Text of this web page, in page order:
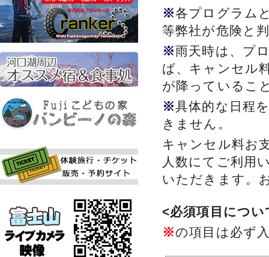
※各プログラム
等弊社が危険と
※雨天時は、プ
ば、キャンセル
が降っているこ
※具体的な日程
きません。
キャンセル料お
人数にてご利用
いただきます。
<必須項目につい
※の項目は必ず